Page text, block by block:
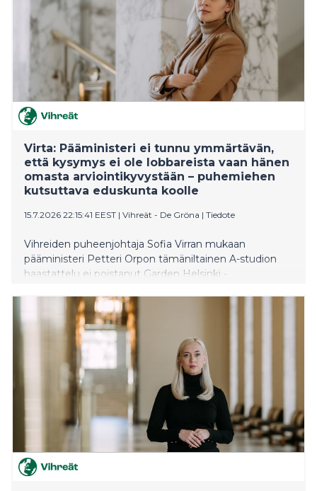
Virta: Pääministeri ei tunnu ymmärtävän,
että kysymys ei ole lobbareista vaan hänen
omasta arviointikyvystään – puhemiehen
kutsuttava eduskunta koolle
15.7.2026 22:15:41 EEST | Vihreät - De Gröna | Tiedote
Vihreiden puheenjohtaja Sofia Virran mukaan
pääministeri Petteri Orpon tämäniltainen A-studion
haastattelu ei poistanut Garden Helsinki -
se vahvisti huolen siitä, että 35 miljoonan euron
tukilinjaus tehtiin ennen asianmukaista valmistelua,
laskelmia ja riippumattomia vaikutusarvioita.